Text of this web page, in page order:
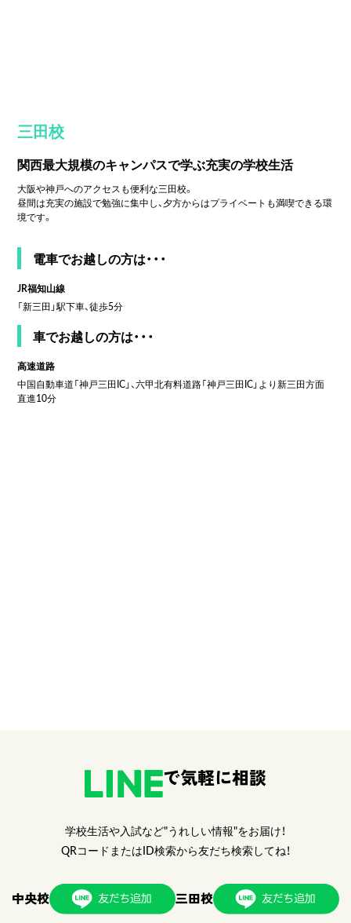
三田校
関西最大規模のキャンパスで学ぶ充実の学校生活
大阪や神戸へのアクセスも便利な三田校。
昼間は充実の施設で勉強に集中し、夕方からはプライベートも満喫できる環
境です。
電車でお越しの方は・・・
JR福知山線
「新三田」駅下車、徒歩5分
車でお越しの方は・・・
高速道路
中国自動車道「神戸三田IC」、六甲北有料道路「神戸三田IC」より新三田方面
直進10分
で気軽に相談
学校生活や入試など"うれしい情報"をお届け！
QRコードまたはID検索から友だち検索してね！
中央校 三田校